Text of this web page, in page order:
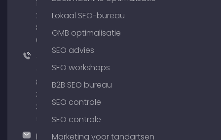
176
204
801
64
+49
89
380
375
hallo@timospecht.de
Lokaal SEO-bureau
GMB optimalisatie
SEO advies
SEO workshops
B2B SEO bureau
SEO controle
SEO controle
Marketing voor tandartsen